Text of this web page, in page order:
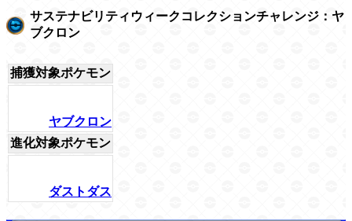
サステナビリティウィークコレクションチャレンジ：ヤ
ブクロン
捕獲対象ポケモン
ヤブクロン
進化対象ポケモン
ダストダス